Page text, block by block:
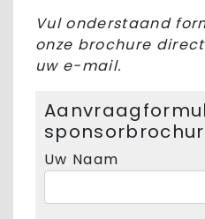
Vul onderstaand
onze brochure
uw e-mail.
Uw Naam